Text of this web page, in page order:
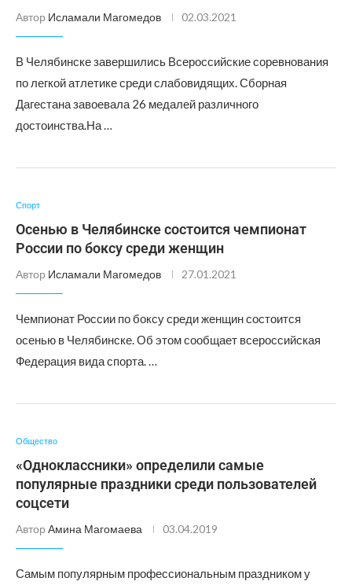
Автор Исламали Магомедов 02.03.2021
В Челябинске завершились Всероссийские соревнования
по легкой атлетике среди слабовидящих. Сборная
Дагестана завоевала 26 медалей различного
достоинства.На …
Спорт
Осенью в Челябинске состоится чемпионат
России по боксу среди женщин
Автор Исламали Магомедов 27.01.2021
Чемпионат России по боксу среди женщин состоится
осенью в Челябинске. Об этом сообщает всероссийская
Федерация вида спорта. …
Общество
«Одноклассники» определили самые
популярные праздники среди пользователей
соцсети
Автор Амина Магомаева 03.04.2019
Самым популярным профессиональным праздником у